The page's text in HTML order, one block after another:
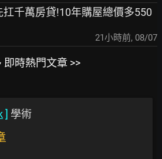
扛千萬房貸!10年購屋總價多550
21小時前, 08/07
即時熱門文章 >>
] 學術